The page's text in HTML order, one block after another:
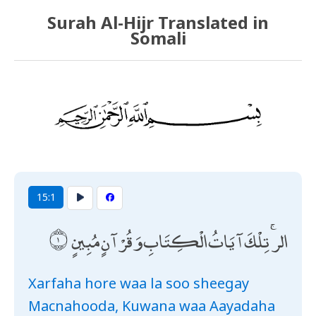
Surah Al-Hijr Translated in
Somali
15:1
الر ۚ تِلْكَ آيَاتُ الْكِتَابِ وَقُرْآنٍ مُبِينٍ
Xarfaha hore waa la soo sheegay
Macnahooda, Kuwana waa Aayadaha